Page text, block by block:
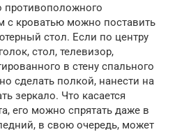
противоположного
с кроватью можно поставить
стол. Если по центру
стол, телевизор,
в стену спального
сделать полкой, нанести на
зеркало. Что касается
его можно спрятать даже в
в свою очередь, может